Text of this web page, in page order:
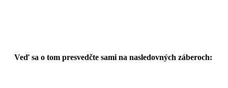
Veď sa o tom presvedčte sami na nasledovných záberoch: